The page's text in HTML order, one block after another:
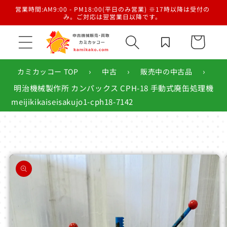
ンツに
営業時間:AM9:00 - PM18:00(平日のみ営業) ※17時以降は受付の
み。ご対応は翌営業日以降です。
カ
ー
カミカッコー TOP
› 中古 › 販売中の中古品
›
明治機械製作所 カンパックス CPH-18 手動式廃缶処理機
meijikikaiseisakujo1-cph18-7142
商品情
報にス
キップ